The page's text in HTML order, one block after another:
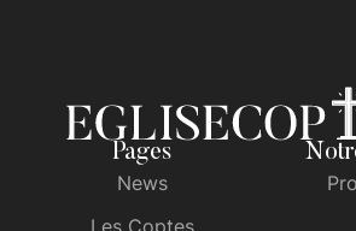
Pages
News
Les Coptes